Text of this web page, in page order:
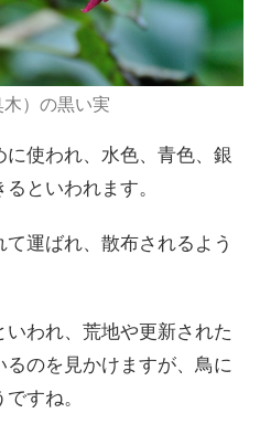
）の黒い実
使われ、水色、青色、銀
といわれます。
運ばれ、散布されるよう
われ、荒地や更新された
のを見かけますが、鳥に
すね。